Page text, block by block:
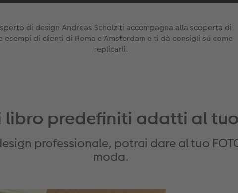
di design Andreas Scholz ti accompagna alla scoperta di
esempi di clienti di Roma e Amsterdam e ti dà consigli su come
replicarli.
libro predefiniti adatti al
professionale, potrai dare al tuo
moda.